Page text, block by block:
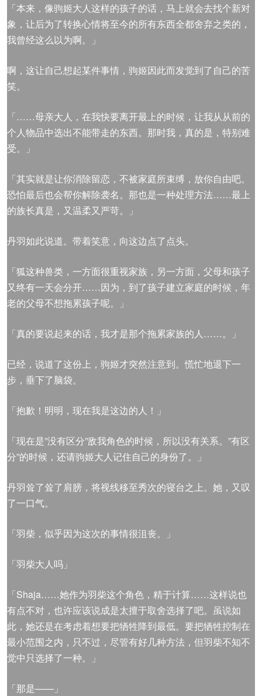
「本来，像驹姬大人这样的孩子的话，马上就会去找个新对
象，让后为了转换心情将至今的所有东西全都舍弃之类的，
我曾经这么以为啊。」
啊，这让自己想起某件事情，驹姬因此而发觉到了自己的苦
笑。
「……母亲大人，在我快要离开最上的时候，让我从从前的
个人物品中选出不能带走的东西。那时我，真的是，特别难
受。」
「其实就是让你消除留恋，不被家庭所束缚，放你自由吧。
恐怕最后也会帮你解除袭名。那也是一种处理方法……最上
的族长真是，又温柔又严苛。」
丹羽如此说道。带着笑意，向这边点了点头。
「狐这种兽类，一方面很重视家族，另一方面，父母和孩子
又终有一天会分开……因为，到了孩子建立家庭的时候，年
老的父母不想拖累孩子呢。」
「真的要说起来的话，我才是那个拖累家族的人……。」
已经，说道了这份上，驹姬才突然注意到。慌忙地退下一
步，垂下了脑袋。
「抱歉！明明，现在我是这边的人！」
「现在是”没有区分”敌我角色的时候，所以没有关系。”有区
分”的时候，还请驹姬大人记住自己的身份了。」
丹羽耸了耸了肩膀，将视线移至秀次的寝台之上。她，又叹
了一口气。
「羽柴，似乎因为这次的事情很沮丧。」
「羽柴大人吗」
「Shaja……她作为羽柴这个角色，精于计算……这样说也
有点不对，也许应该说成是太擅于取舍选择了吧。虽说如
此，她还是在考虑着想要把牺牲降到最低。要把牺牲控制在
最小范围之内，只不过，尽管有好几种方法，但羽柴不知不
觉中只选择了一种。」
「那是——」